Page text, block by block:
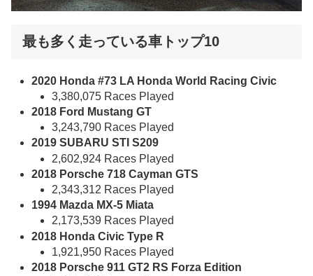
最も多く走っている車トップ10
2020 Honda #73 LA Honda World Racing Civic
3,380,075 Races Played
2018 Ford Mustang GT
3,243,790 Races Played
2019 SUBARU STI S209
2,602,924 Races Played
2018 Porsche 718 Cayman GTS
2,343,312 Races Played
1994 Mazda MX-5 Miata
2,173,539 Races Played
2018 Honda Civic Type R
1,921,950 Races Played
2018 Porsche 911 GT2 RS Forza Edition